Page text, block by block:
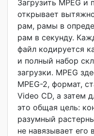
Загрузить MPEG и
открывает
рам, рамы в
рам в секунду.
файл кодируется
и полный набор
загрузки. MPEG
MPEG-2, формат,
Video CD, а затем
это общая цель:
разумный
не навязывает его